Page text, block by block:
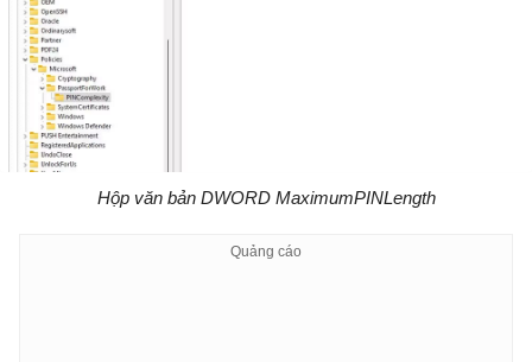
Hộp văn bản DWORD MaximumPINLength